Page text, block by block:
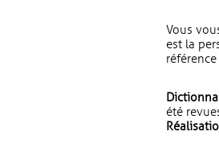
Vous
est la
été